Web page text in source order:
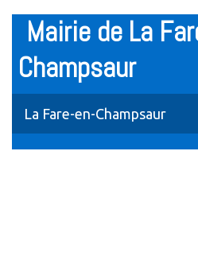
Mairie de La
Champsaur
La Fare-en-Champsaur